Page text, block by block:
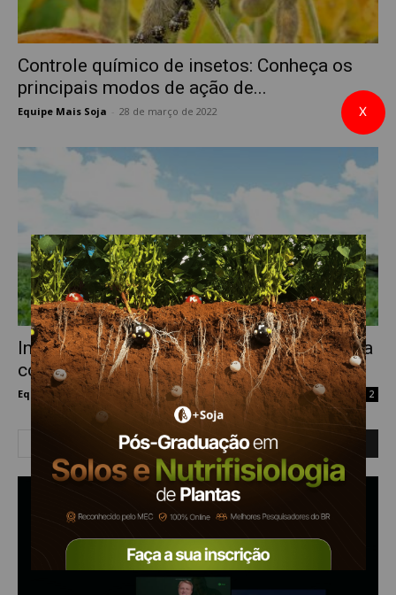
Controle químico de insetos: Conheça os
principais modos de ação de...
Equipe Mais Soja 28 de março de 2022
Inseticidas: alguns grupos que você precisa
conhecer…
Equipe Mais Soja 7 de novembro de 2020 2
X